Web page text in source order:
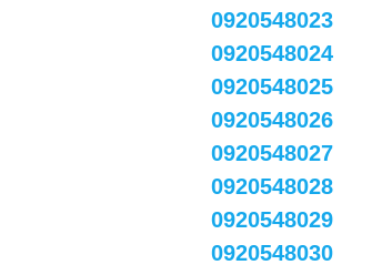
0920548023
0920548024
0920548025
0920548026
0920548027
0920548028
0920548029
0920548030